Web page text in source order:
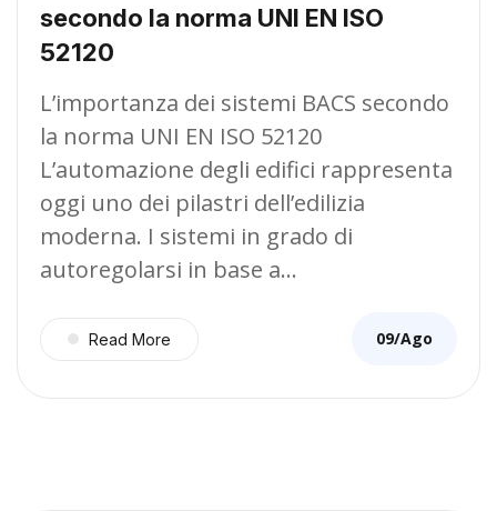
secondo la norma UNI EN ISO
52120
L’importanza dei sistemi BACS secondo
la norma UNI EN ISO 52120
L’automazione degli edifici rappresenta
oggi uno dei pilastri dell’edilizia
moderna. I sistemi in grado di
autoregolarsi in base a…
Read More 09/Ago